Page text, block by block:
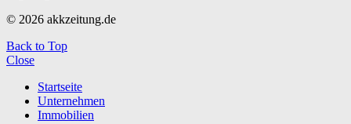
© 2026 akkzeitung.de
Back to Top
Close
Startseite
Unternehmen
Immobilien